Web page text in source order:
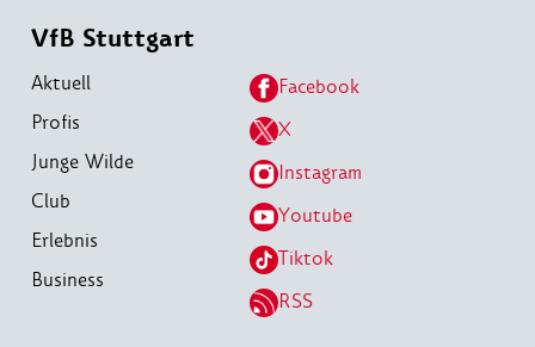
VfB Stuttgart
Aktuell
Profis
Junge Wilde
Club
Erlebnis
Business
Facebook
X
Instagram
Youtube
Tiktok
RSS